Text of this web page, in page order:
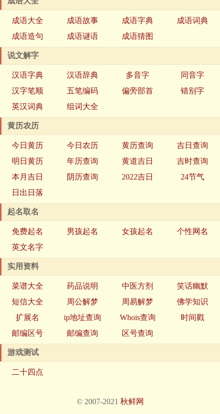
成语大全 成语故事 成语字典
成语词典
成语造句
成语谜语 成语猜图
说文解字
汉语字典 汉语辞典 多音字
同音字
汉字笔顺
五笔编码 偏旁部首
错别字
英汉词典
组词大全
黄历农历
今日黄历 今日农历 黄历查询
吉日查询
明日黄历
年历查询 黄道吉日
吉时查询
本月吉日
阴历查询 2022吉日
24节气
日出日落
起名取名
免费起名 男孩起名 女孩起名
个性网名
英文名字
实用资料
菜谱大全 药品说明 中医方剂
笑话幽默
短信大全
周公解梦 周易解梦
佛学知识
扩展名
ip地址查询 Whois查询
时间戳
邮编区号
邮编查询 区号查询
游戏测试
二十四点
© 2007-2021 秋鲜网